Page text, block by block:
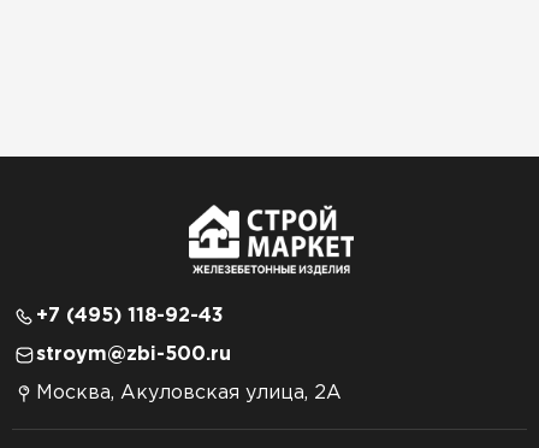
+7 (495) 118-92-43
stroym@zbi-500.ru
Москва, Акуловская улица, 2А